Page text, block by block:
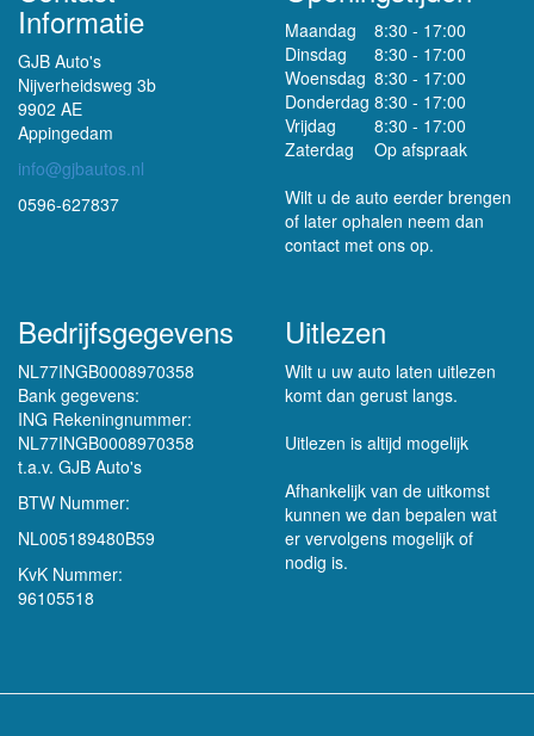
Informatie
GJB Auto's
Nijverheidsweg 3b
9902 AE
Appingedam
info@gjbautos.nl
0596-627837
Maandag
Dinsdag
Woensdag
Donderdag
Vrijdag
Zaterdag
8:30 - 17:00
8:30 - 17:00
8:30 - 17:00
8:30 - 17:00
8:30 - 17:00
Op afspraak
Wilt u de auto eerder brengen
of later ophalen neem dan
contact met ons op.
Bedrijfsgegevens
NL77INGB0008970358
Bank gegevens:
ING Rekeningnummer:
NL77INGB0008970358
t.a.v. GJB Auto's
BTW Nummer:
NL005189480B59
KvK Nummer:
96105518
Uitlezen
Wilt u uw auto laten uitlezen
komt dan gerust langs.
Uitlezen is altijd mogelijk
Afhankelijk van de uitkomst
kunnen we dan bepalen wat
er vervolgens mogelijk of
nodig is.